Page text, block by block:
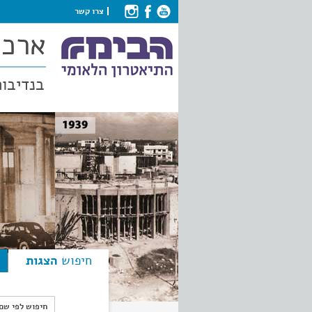
צרו קשר
חיפוש הצגות
חיפוש לפי